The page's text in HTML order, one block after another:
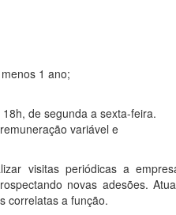
1 ano;
de segunda a sexta-feira.
variável e
visitas periódicas a
novas adesões.
correlatas a função.